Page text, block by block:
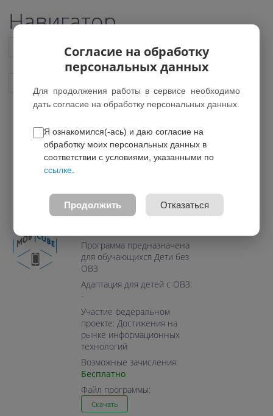
Навигатор
Список всех программ
"Основы мобильной
разработки"
*Нет действующих групп
Возраст: 12-16 лет
Программа предназначена
для обучающихся Дети без
ОВЗ
Адаптация для детей с ОВЗ:
-
Участие федеральном
проекте: Достижения на
рынке информационных
технологий
Возможные зачисления:
Бесплатно
Файл программы:
Скачать
Согласие на обработку
персональных данных
Для продолжения работы в сервисе необходимо
дать согласие на обработку персональных данных.
Я ознакомился(-ась) и даю согласие на
обработку моих персональных данных в
соответствии с условиями, указанными по
ссылке
Продолжить Отказаться